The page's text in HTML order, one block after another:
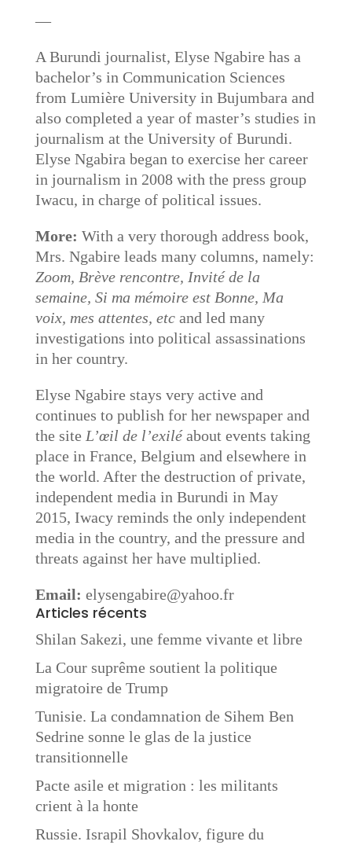
—
A Burundi journalist, Elyse Ngabire has a
bachelor’s in Communication Sciences
from Lumière University in Bujumbara and
also completed a year of master’s studies in
journalism at the University of Burundi.
Elyse Ngabira began to exercise her career
in journalism in 2008 with the press group
Iwacu, in charge of political issues.
More: With a very thorough address book,
Mrs. Ngabire leads many columns, namely:
Zoom, Brève rencontre, Invité de la
semaine, Si ma mémoire est Bonne, Ma
voix, mes attentes, etcand led many
investigations into political assassinations
in her country.
Elyse Ngabire stays very active and
continues to publish for her newspaper and
the site L’œil de l’exiléabout events taking
place in France, Belgium and elsewhere in
the world. After the destruction of private,
independent media in Burundi in May
2015, Iwacy reminds the only independent
media in the country, and the pressure and
threats against her have multiplied.
Email: elysengabire@yahoo.fr
Articles récents
Shilan Sakezi, une femme vivante et libre
La Cour suprême soutient la politique
migratoire de Trump
Tunisie. La condamnation de Sihem Ben
Sedrine sonne le glas de la justice
transitionnelle
Pacte asile et migration : les militants
crient à la honte
Russie. Israpil Shovkalov, figure du